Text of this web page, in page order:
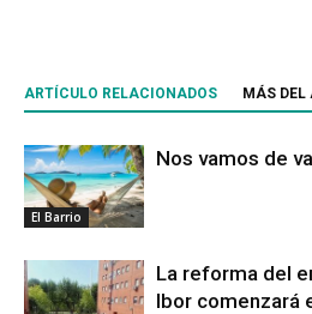
ARTÍCULO RELACIONADOS MÁS DEL
El Barrio
Nos vamos de
La reforma del
Ibor comenzará